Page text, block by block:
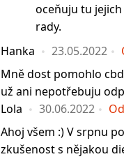
oceňuju tu
rady.
Hanka
23.05.2022
Mně dost pomohlo
už ani nepotřebuju
Lola
30.06.2022
Ahoj všem :) V srpnu
zkušenost s nějakou